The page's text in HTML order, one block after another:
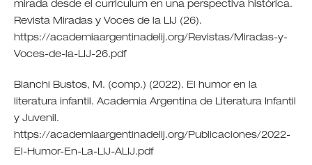
mirada desde el curriculum en una perspectiva histórica.
Revista Miradas y Voces de la LIJ (26).
https://academiaargentinadelij.org/Revistas/Miradas-y-
Voces-de-la-LIJ-26.pdf
Bianchi Bustos, M. (comp.) (2022). El humor en la
literatura infantil. Academia Argentina de Literatura Infantil
y Juvenil.
https://academiaargentinadelij.org/Publicaciones/2022-
El-Humor-En-La-LIJ-ALIJ.pdf